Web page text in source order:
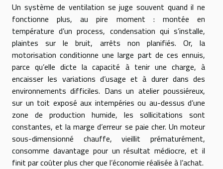
Un système de ventilation se juge souvent quand il ne
fonctionne plus, au pire moment : montée en
température d’un process, condensation qui s’installe,
plaintes sur le bruit, arrêts non planifiés. Or, la
motorisation conditionne une large part de ces ennuis,
parce qu’elle dicte la capacité à tenir une charge, à
encaisser les variations d’usage et à durer dans des
environnements difficiles. Dans un atelier poussiéreux,
sur un toit exposé aux intempéries ou au-dessus d’une
zone de production humide, les sollicitations sont
constantes, et la marge d’erreur se paie cher. Un moteur
sous-dimensionné chauffe, vieillit prématurément,
consomme davantage pour un résultat médiocre, et il
finit par coûter plus cher que l’économie réalisée à l’achat.